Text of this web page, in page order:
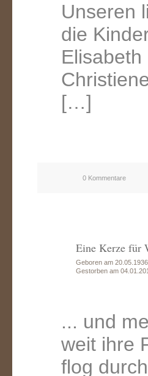
Unseren
die
[…]
0 Kommentare
Eine Kerze für
Geboren am
Gestorben am
... und
weit ihre
flog